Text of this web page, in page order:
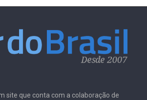
site que conta com a colaboração de